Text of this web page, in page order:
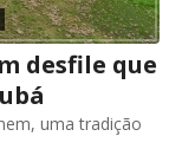
desfile que
uma tradição